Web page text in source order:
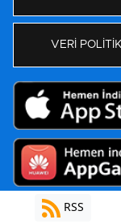
VERİ
RSS